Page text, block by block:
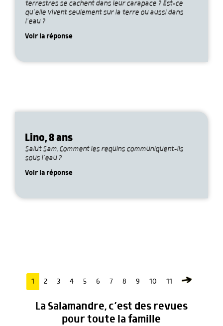
terrestres se cachent dans leur carapace ? Est-ce
qu’elle vivent seulement sur la terre ou aussi dans
l’eau ?
Voir la réponse
Lino, 8 ans
Salut Sam, Comment les requins communiquent-ils
sous l’eau ?
Voir la réponse
1 2 3 4 5 6 7 8 9 10 11
La Salamandre, c’est des revues
pour toute la famille